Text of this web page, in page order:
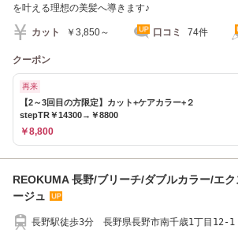
を叶える理想の美髪へ導きます♪
カット ￥3,850～ 口コミ 74件
クーポン
再来
【2～3回目の方限定】カット+ケアカラー+２
stepTR￥14300→￥8800
￥8,800
REOKUMA 長野/ブリーチ/ダブルカラー/エ
ージュ
長野駅徒歩3分 長野県長野市南千歳1丁目12-